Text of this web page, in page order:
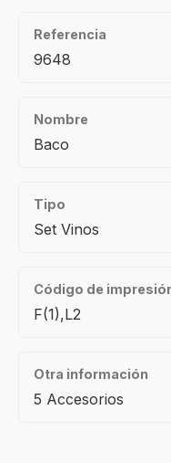
Referencia
9648
Nombre
Baco
Tipo
Set Vinos
Código de
F(1),L2
Otra información
5 Accesorios